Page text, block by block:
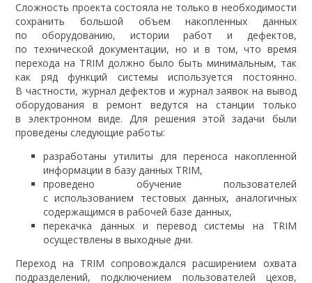
Сложность проекта состояла не только в необходимости
сохранить большой объем накопленных данных
по оборудованию, истории работ и дефектов,
по технической документации, но и в том, что время
перехода на TRIM должно было быть минимальным, так
как ряд функций системы используется постоянно.
В частности, журнал дефектов и журнал заявок на вывод
оборудования в ремонт ведутся на станции только
в электронном виде. Для решения этой задачи были
проведены следующие работы:
разработаны утилиты для переноса накопленной
информации в базу данных TRIM,
проведено обучение пользователей
с использованием тестовых данных, аналогичных
содержащимся в рабочей базе данных,
перекачка данных и перевод системы на TRIM
осуществлены в выходные дни.
Переход на TRIM сопровождался расширением охвата
подразделений, подключением пользователей цехов,